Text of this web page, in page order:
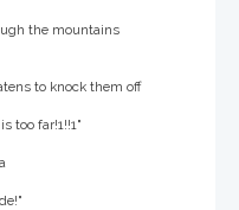
the mountains
to knock them off
too far!1!!1"